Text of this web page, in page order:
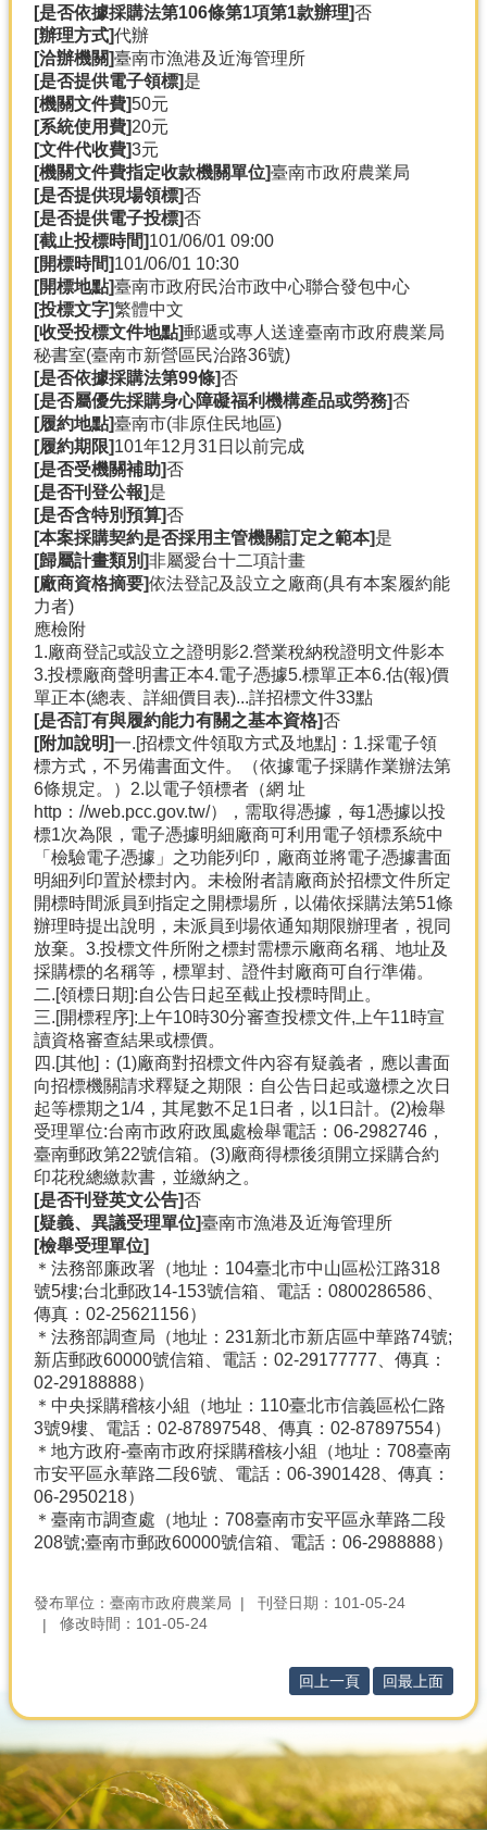
[是否依據採購法第106條第1項第1款辦理]否
[辦理方式]代辦
[洽辦機關]臺南市漁港及近海管理所
[是否提供電子領標]是
[機關文件費]50元
[系統使用費]20元
[文件代收費]3元
[機關文件費指定收款機關單位]臺南市政府農業局
[是否提供現場領標]否
[是否提供電子投標]否
[截止投標時間]101/06/01 09:00
[開標時間]101/06/01 10:30
[開標地點]臺南市政府民治市政中心聯合發包中心
[投標文字]繁體中文
[收受投標文件地點]郵遞或專人送達臺南市政府農業局
秘書室(臺南市新營區民治路36號)
[是否依據採購法第99條]否
[是否屬優先採購身心障礙福利機構產品或勞務]否
[履約地點]臺南市(非原住民地區)
[履約期限]101年12月31日以前完成
[是否受機關補助]否
[是否刊登公報]是
[是否含特別預算]否
[本案採購契約是否採用主管機關訂定之範本]是
[歸屬計畫類別]非屬愛台十二項計畫
[廠商資格摘要]依法登記及設立之廠商(具有本案履約能
力者)
應檢附
1.廠商登記或設立之證明影2.營業稅納稅證明文件影本
3.投標廠商聲明書正本4.電子憑據5.標單正本6.估(報)價
單正本(總表、詳細價目表)...詳招標文件33點
[是否訂有與履約能力有關之基本資格]否
[附加說明]一.[招標文件領取方式及地點]：1.採電子領
標方式，不另備書面文件。（依據電子採購作業辦法第
6條規定。）2.以電子領標者（網 址
http：//web.pcc.gov.tw/），需取得憑據，每1憑據以投
標1次為限，電子憑據明細廠商可利用電子領標系統中
「檢驗電子憑據」之功能列印，廠商並將電子憑據書面
明細列印置於標封內。未檢附者請廠商於招標文件所定
開標時間派員到指定之開標場所，以備依採購法第51條
辦理時提出說明，未派員到場依通知期限辦理者，視同
放棄。3.投標文件所附之標封需標示廠商名稱、地址及
採購標的名稱等，標單封、證件封廠商可自行準備。
二.[領標日期]:自公告日起至截止投標時間止。
三.[開標程序]:上午10時30分審查投標文件,上午11時宣
讀資格審查結果或標價。
四.[其他]：(1)廠商對招標文件內容有疑義者，應以書面
向招標機關請求釋疑之期限：自公告日起或邀標之次日
起等標期之1/4，其尾數不足1日者，以1日計。(2)檢舉
受理單位:台南市政府政風處檢舉電話：06-2982746，
臺南郵政第22號信箱。(3)廠商得標後須開立採購合約
印花稅總繳款書，並繳納之。
[是否刊登英文公告]否
[疑義、異議受理單位]臺南市漁港及近海管理所
[檢舉受理單位]
＊法務部廉政署（地址：104臺北市中山區松江路318
號5樓;台北郵政14-153號信箱、電話：0800286586、
傳真：02-25621156）
＊法務部調查局（地址：231新北市新店區中華路74號;
新店郵政60000號信箱、電話：02-29177777、傳真：
02-29188888）
＊中央採購稽核小組（地址：110臺北市信義區松仁路
3號9樓、電話：02-87897548、傳真：02-87897554）
＊地方政府-臺南市政府採購稽核小組（地址：708臺南
市安平區永華路二段6號、電話：06-3901428、傳真：
06-2950218）
＊臺南市調查處（地址：708臺南市安平區永華路二段
208號;臺南市郵政60000號信箱、電話：06-2988888）
發布單位：臺南市政府農業局
刊登日期：101-05-24
修改時間：101-05-24
回上一頁 回最上面